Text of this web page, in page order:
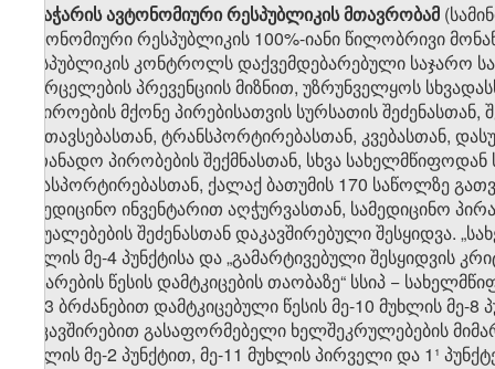
. აჭარის ავტონომიური რესპუბლიკის მთავრობამ
ავტონომიური რესპუბლიკის 100%-იანი წილობრივი
რესპუბლიკის კონტროლს დაქვემდებარებული საჯარო
გავრცელების პრევენციის მიზნით, უზრუნველყოს
საჭიროების მქონე პირებისათვის სურსათის
განთავსებასთან, ტრანსპორტირებასთან, კვებასთან,
სათანადო პირობების შექმნასთან, სხვა
ტრასპორტირებასთან, ქალაქ ბათუმის 170 საწოლზე
სამედიცინო ინვენტარით აღჭურვასთან, სამედიცინო
საშუალებების შეძენასთან დაკავშირებული შესყიდვა.
მუხლის მე-4 პუნქტისა და „გამარტივებული შესყიდვის
ჩატარების წესის დამტკიცების თაობაზე“ სსიპ −
№13 ბრძანებით დამტკიცებული წესის მე-10 მუხლის მე-
დაკავშირებით გასაფორმებელი ხელშეკრულებების
მუხლის მე-2 პუნქტით, მე-11 მუხლის პირველი და 1¹